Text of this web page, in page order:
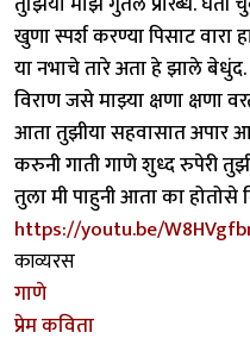
खुणा स्पर्श करण्या पिसाट वारा
या नभाचे तारे अता हे झाले
विराण जसे माझ्या क्षणा
आता तुझीया सहवासात
करुनी गाती गाणे शुध्द रुपेरी
तुला मी पाहुनी आता का होतोसे
https://youtu.be/
काव्यरस
गाणे
प्रेम कविता